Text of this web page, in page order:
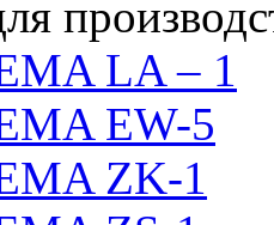
LA – 1
EW-5
ZK-1